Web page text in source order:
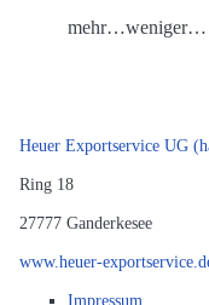
mehr…weniger…
Heuer Exportservice UG
Ring 18
27777 Ganderkesee
www.heuer-
Impressum